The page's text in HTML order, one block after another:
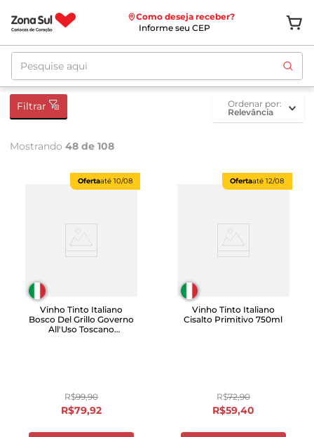
Como deseja receber?
Informe seu CEP
Pesquise aqui
Filtrar
ordenar por
Relevância
Mostrando 48 de 108
Ofertaaté 10/08
Vinho Tinto Italiano
Bosco Del Grillo Governo
All'Uso Toscano
R$99,90
R$79,92
Ofertaaté 12/08
Vinho Tinto Italiano
Cisalto Primitivo 750ml
R$72,90
R$59,40